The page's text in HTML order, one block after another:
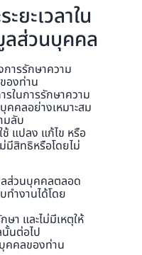
ยะเวลาใน
ลส่วนบุคคล
ารรักษาความ
องท่าน
รในการรักษาความ
คลอย่างเหมาะสม
มลับ
ช้ แปลง แก้ไข หรือ
มีสิทธิหรือโดยไม่
ลส่วนบุคคลตลอด
ทำงานได้โดย
ษา และไม่มีเหตุให้
นต่อไป
คคลของท่าน